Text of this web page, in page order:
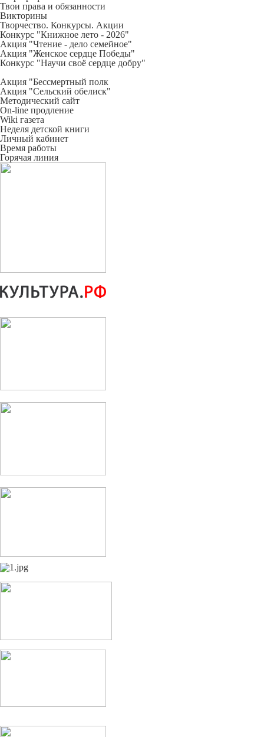
Твои права и обязанности
Викторины
Творчество. Конкурсы. Акции
Конкурс "Книжное лето - 2026"
Акция "Чтение - дело семейное"
Акция "Женское сердце Победы"
Конкурс "Научи своё сердце добру"
Акция "Бессмертный полк
Акция "Сельский обелиск"
Методический сайт
On-line продление
Wiki газета
Неделя детской книги
Личный кабинет
Время работы
Горячая линия